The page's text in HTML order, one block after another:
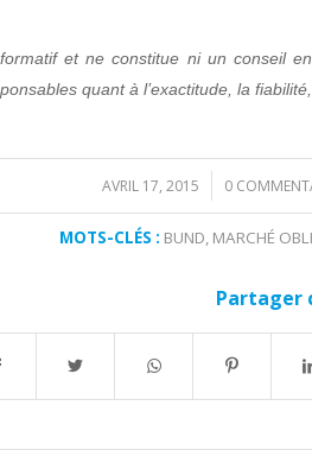
et ne constitue ni un conseil
quant à l’exactitude, la
AVRIL 17, 2015 0 /
MOTS-CLÉS : BUND, MARCHÉ
Partager